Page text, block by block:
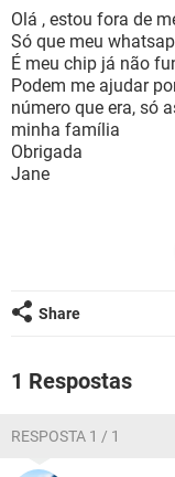
INSTAGRAM
GUIA DE COMPRAS
OUTLOOK
INSTAGRAM
GUIA DE COMPRAS
JOGOS
CELULAR
OUTLOOK
INSTAGRAM
GUIA DE COMPRAS
Olá , estou fora de
Só que meu
É meu chip já não
Podem me ajudar
número que era, só
minha família
Obrigada
Jane
Share
1 Respostas
RESPOSTA 1 / 1